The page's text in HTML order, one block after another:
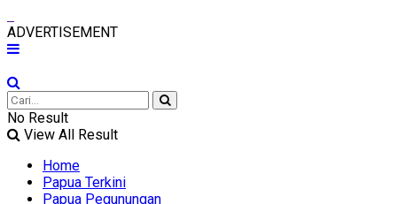
ADVERTISEMENT
No Result
View All Result
Home
Papua Terkini
Papua Pegunungan